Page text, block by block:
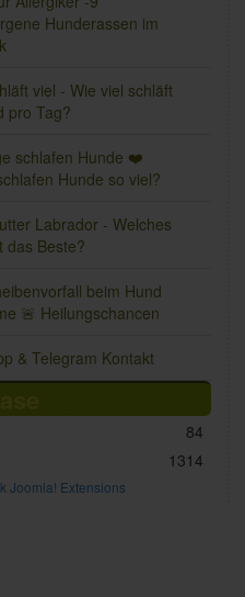
Hunderassen im
viel - Wie viel schläft
pro Tag?
schlafen Hunde ❤️
Hunde so viel?
Labrador - Welches
das Beste?
beim Hund
🚨 Heilungschancen
& Telegram Kontakt
84
1314
Joomla! Extensions